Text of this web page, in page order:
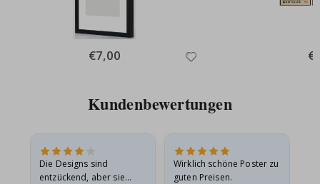
Special
Price
€7,00
Kundenbewertungen
Die Designs sind
entzückend, aber sie
Wirklich schöne Poster zu
guten Preisen.